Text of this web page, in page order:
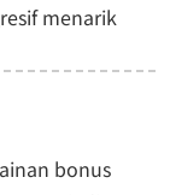
menarik
bonus